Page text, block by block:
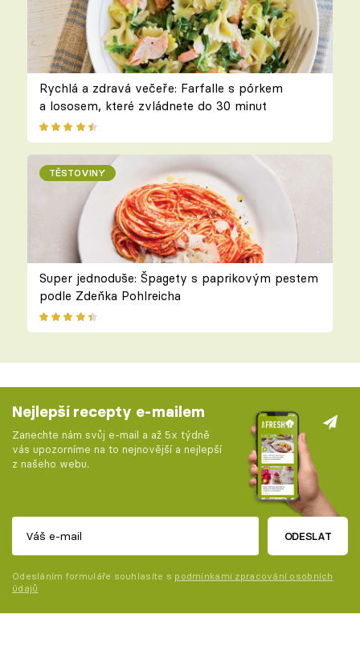
Rychlá a zdravá večeře: Farfalle s pórkem
a lososem, které zvládnete do 30 minut
TĚSTOVINY
Super jednoduše: Špagety s paprikovým pestem
podle Zdeňka Pohlreicha
Nejlepší recepty e-mailem
Zanechte nám svůj e-mail a až 5x týdně
vás upozorníme na to nejnovější a nejlepší
z našeho webu.
ODESLAT
Odesláním formuláře souhlasíte s podmínkami zpracování osobních
údajů